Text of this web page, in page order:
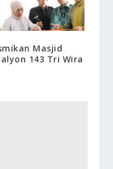
Masjid
143 Tri Wira